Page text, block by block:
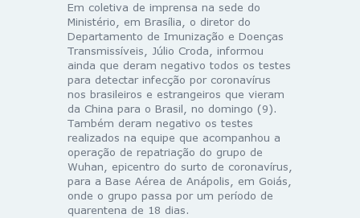
Em coletiva de imprensa na sede do
Ministério, em Brasília, o diretor do
Departamento de Imunização e Doenças
Transmissíveis, Júlio Croda, informou
ainda que deram negativo todos os testes
para detectar infecção por coronavírus
nos brasileiros e estrangeiros que vieram
da China para o Brasil, no domingo (9).
Também deram negativo os testes
realizados na equipe que acompanhou a
operação de repatriação do grupo de
Wuhan, epicentro do surto de coronavírus,
para a Base Aérea de Anápolis, em Goiás,
onde o grupo passa por um período de
quarentena de 18 dias.